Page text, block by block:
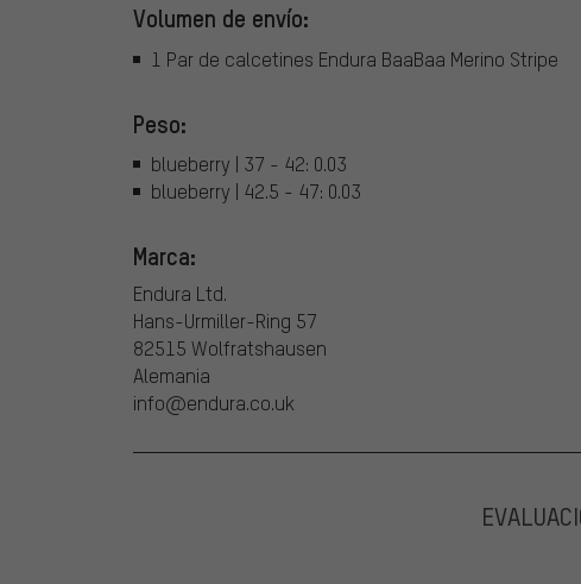
Volumen de envío:
1 Par de calcetines Endura BaaBaa Merino Stripe
Peso:
blueberry | 37 - 42: 0.03
blueberry | 42.5 - 47: 0.03
Marca:
Endura Ltd.
Hans-Urmiller-Ring 57
82515 Wolfratshausen
Alemania
info@endura.co.uk